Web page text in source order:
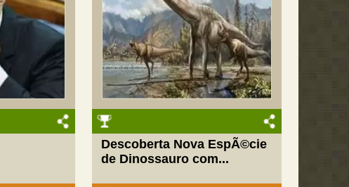
Descoberta Nova EspÃ©cie
de Dinossauro com...